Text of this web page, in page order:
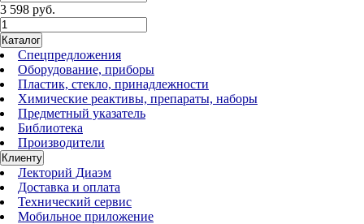
3 598 руб.
Каталог
Спецпредложения
Оборудование, приборы
Пластик, стекло, принадлежности
Химические реактивы, препараты, наборы
Предметный указатель
Библиотека
Производители
Клиенту
Лекторий Диаэм
Доставка и оплата
Технический сервис
Мобильное приложение